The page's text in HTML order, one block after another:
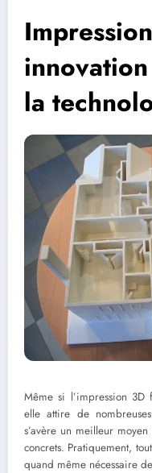
la
Même si l’impression 3D
elle attire de
s’avère un meilleur
concrets. Pratiquement,
quand même nécessaire